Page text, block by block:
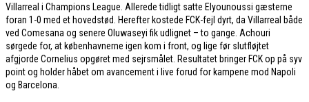
Villarreal i Champions League. Allerede tidligt satte Elyounoussi gæsterne
foran 1-0 med et hovedstød. Herefter kostede FCK-fejl dyrt, da Villarreal både
ved Comesana og senere Oluwaseyi fik udlignet – to gange. Achouri
sørgede for, at københavnerne igen kom i front, og lige før slutfløjtet
afgjorde Cornelius opgøret med sejrsmålet. Resultatet bringer FCK op på syv
point og holder håbet om avancement i live forud for kampene mod Napoli
og Barcelona.